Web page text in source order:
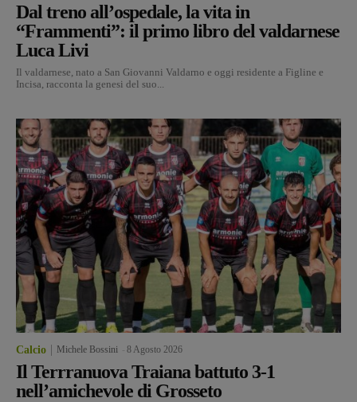
Dal treno all’ospedale, la vita in
“Frammenti”: il primo libro del valdarnese
Luca Livi
Il valdarnese, nato a San Giovanni Valdarno e oggi residente a Figline e
Incisa, racconta la genesi del suo...
Calcio Michele Bossini 8 Agosto 2026
Il Terrranuova Traiana battuto 3-1
nell’amichevole di Grosseto